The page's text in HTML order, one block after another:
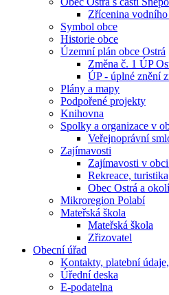
Zřícenina
Symbol obce
Historie obce
Územní plán obce Ostrá
Změna č. 1 ÚP
ÚP - úplné znění
Plány a mapy
Podpořené projekty
Knihovna
Spolky a organizace v
Veřejnoprávní
Zajímavosti
Zajímavosti v
Rekreace,
Obec Ostrá a
Mikroregion Polabí
Mateřská škola
Mateřská škola
Zřizovatel
Obecní úřad
Kontakty, platební
Úřední deska
E-podatelna